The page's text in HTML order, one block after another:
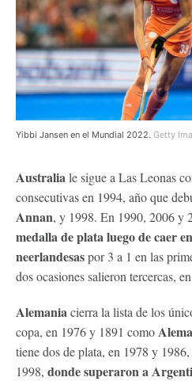
Yibbi Jansen en el Mundial 2022. Getty
Australia le sigue a Las Leonas
consecutivas en 1994, año que
Annan, y 1998. En 1990, 2006 y
medalla de plata luego de caer
neerlandesaspor 3 a 1 en las
dos ocasiones salieron tercercas,
Alemania cierra la lista de los
copa, en 1976 y 1891 como
tiene dos de plata, en 1978 y
1998, donde superaron a